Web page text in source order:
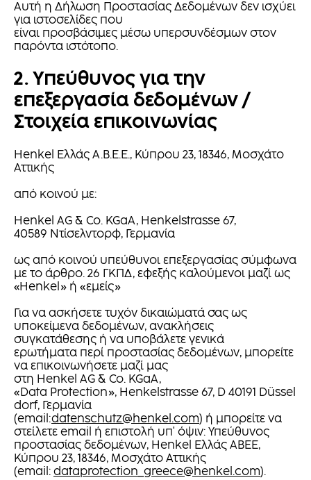
Αυτή η Δήλωση Προστασίας Δεδομένων δεν ισχύει
για ιστοσελίδες που
είναι προσβάσιμες μέσω υπερσυνδέσμων στον
παρόντα ιστότοπο.
2. Υπεύθυνος για την
επεξεργασία δεδομένων /
Στοιχεία επικοινωνίας
Henkel Ελλάς Α.Β.Ε.Ε., Κύπρου 23, 18346, Μοσχάτο
Αττικής
από κοινού με:
Henkel AG & Co. KGaA, Henkelstrasse 67,
40589 Ντίσελντορφ, Γερμανία
ως από κοινού υπεύθυνοι επεξεργασίας σύμφωνα
με το άρθρο. 26 ΓΚΠΔ, εφεξής καλούμενοι μαζί ως
«Henkel» ή «εμείς»
Για να ασκήσετε τυχόν δικαιώματά σας ως
υποκείμενα δεδομένων, ανακλήσεις
συγκατάθεσης ή να υποβάλετε γενικά
ερωτήματα περί προστασίας δεδομένων, μπορείτε
να επικοινωνήσετε μαζί μας
στη Henkel AG & Co. KGaA,
«Data Protection», Henkelstrasse 67, D 40191 Düssel
dorf, Γερμανία
(email:datenschutz@henkel.com) ή μπορείτε να
στείλετε email ή επιστολή υπ' όψιν: Υπεύθυνος
προστασίας δεδομένων, Henkel Ελλάς ΑΒΕΕ,
Κύπρου 23, 18346, Μοσχάτο Αττικής
(email: dataprotection_greece@henkel.com).